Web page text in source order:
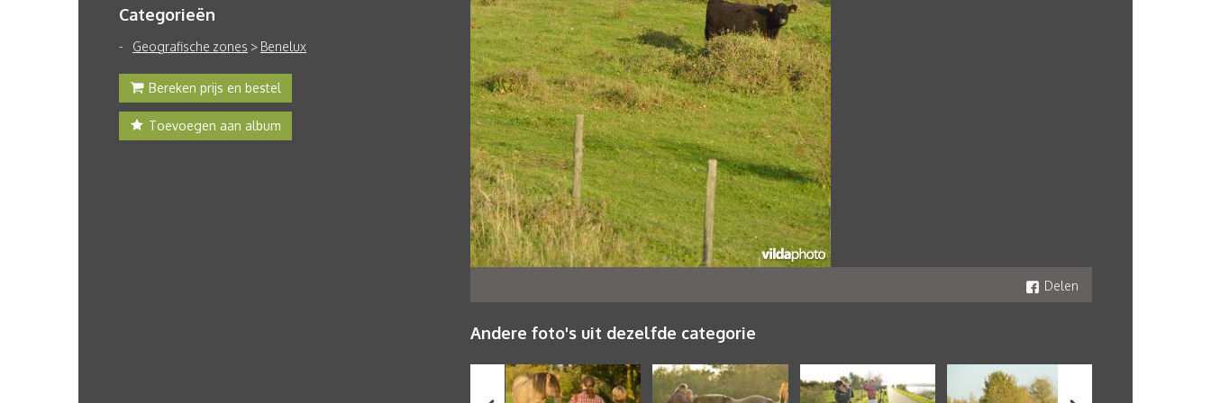
Categorieën
Geografische zones > Benelux
Bereken prijs en bestel
Toevoegen aan album
Delen
Andere foto's uit dezelfde categorie